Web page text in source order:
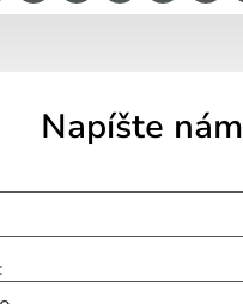
Napíšte nám